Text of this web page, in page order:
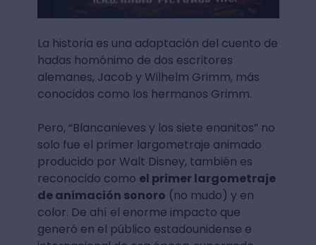
La historia es una adaptación del cuento de
hadas homónimo de dos escritores
alemanes, Jacob y Wilhelm Grimm, más
conocidos como los hermanos Grimm.
Pero, “Blancanieves y los siete enanitos” no
solo fue el primer largometraje animado
producido por Walt Disney, también es
reconocido como el primer largometraje
de animación sonoro (no mudo) y en
color. De ahí el enorme impacto que
generó en el público estadounidense e